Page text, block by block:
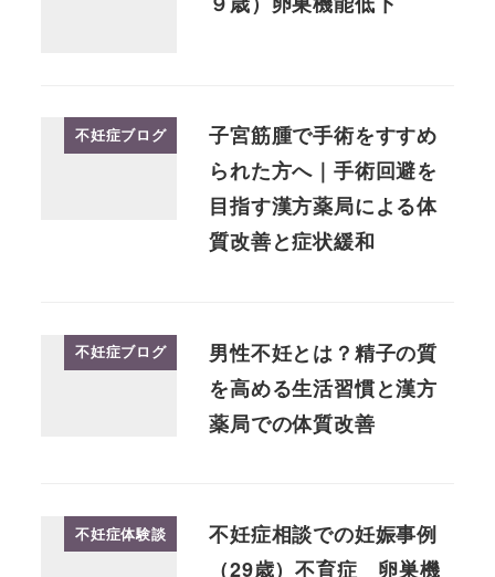
不妊症ブログ
子宮筋腫で手術をすすめ
られた方へ｜手術回避を
目指す漢方薬局による体
質改善と症状緩和
不妊症ブログ
男性不妊とは？精子の質
を高める生活習慣と漢方
薬局での体質改善
不妊症体験談
不妊症相談での妊娠事例
（29歳）不育症 卵巣機